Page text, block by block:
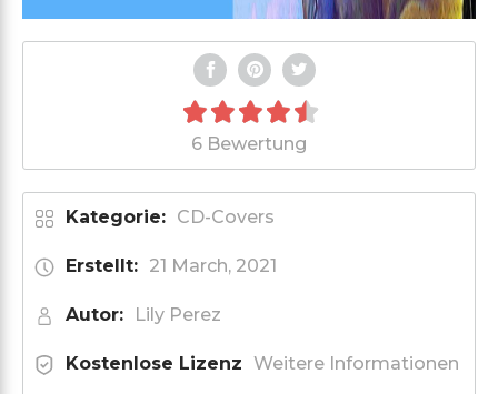
6 Bewertung
Kategorie: CD-Covers
Erstellt: 21 March, 2021
Autor: Lily Perez
Kostenlose Lizenz Weitere Informationen